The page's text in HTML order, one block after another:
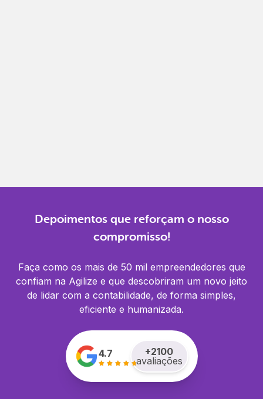
Depoimentos que reforçam o nosso
compromisso!
Faça como os mais de 50 mil empreendedores que
confiam na Agilize e que descobriram um novo jeito
de lidar com a contabilidade, de forma simples,
eficiente e humanizada.
4.7 +2100
avaliações